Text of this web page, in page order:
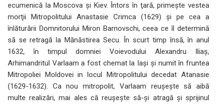
ecumenică la Moscova şi Kiev. Întors în ţară, primeşte vestea
morţii Mitropolitului Anastasie Crimca (1629) şi pe cea a
înlăturării Domnitorului Miron Barnovschi, ceea ce îl determină
să se retragă la Mănăstirea Secu. În scurt timp însă, în anul
1632, în timpul domniei Voievodului Alexandru Iliaş,
Arhimandritul Varlaam a fost chemat la Iaşi şi numit în fruntea
Mitropoliei Moldovei in locul Mitropolitului decedat Atanasie
(1629-1632). Ca nou mitropolit, Varlaam reuşeşte să aibă
multe realizări, mai ales că reuşeşte să-şi atragă şi sprijinul